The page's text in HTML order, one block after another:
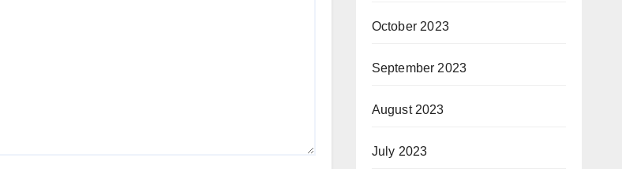
October 2023
September 2023
August 2023
July 2023